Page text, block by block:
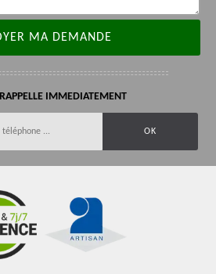
IMMEDIATEMENT